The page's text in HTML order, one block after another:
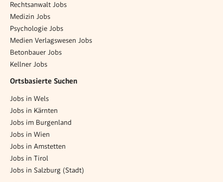
Rechtsanwalt Jobs
Medizin Jobs
Psychologie Jobs
Medien Verlagswesen Jobs
Betonbauer Jobs
Kellner Jobs
Ortsbasierte Suchen
Jobs in Wels
Jobs in Kärnten
Jobs im Burgenland
Jobs in Wien
Jobs in Amstetten
Jobs in Tirol
Jobs in Salzburg (Stadt)